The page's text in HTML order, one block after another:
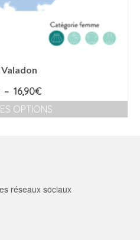
– 16,90€Plage
de
prix :
OPTIONS
options
réseaux sociaux